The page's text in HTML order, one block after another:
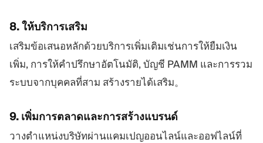
8. ให้บริการเสริม
เสริมข้อเสนอหลักด้วยบริการเพิ่มเติมเช่นการให้ยืมเงิน
เพิ่ม, การให้คำปรึกษาอัตโนมัติ, บัญชี PAMM และการรวม
ระบบจากบุคคลที่สาม สร้างรายได้เสริม。
9. เพิ่มการตลาดและการสร้างแบรนด์
วางตำแหน่งบริษัทผ่านแคมเปญออนไลน์และออฟไลน์ที่